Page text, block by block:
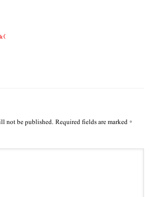
(
not be published.Required fields are marked*